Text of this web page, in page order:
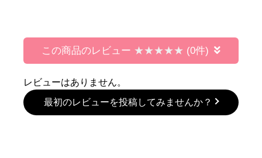
この商品のレビュー (0件)
レビューはありません。
最初のレビューを投稿してみませんか？